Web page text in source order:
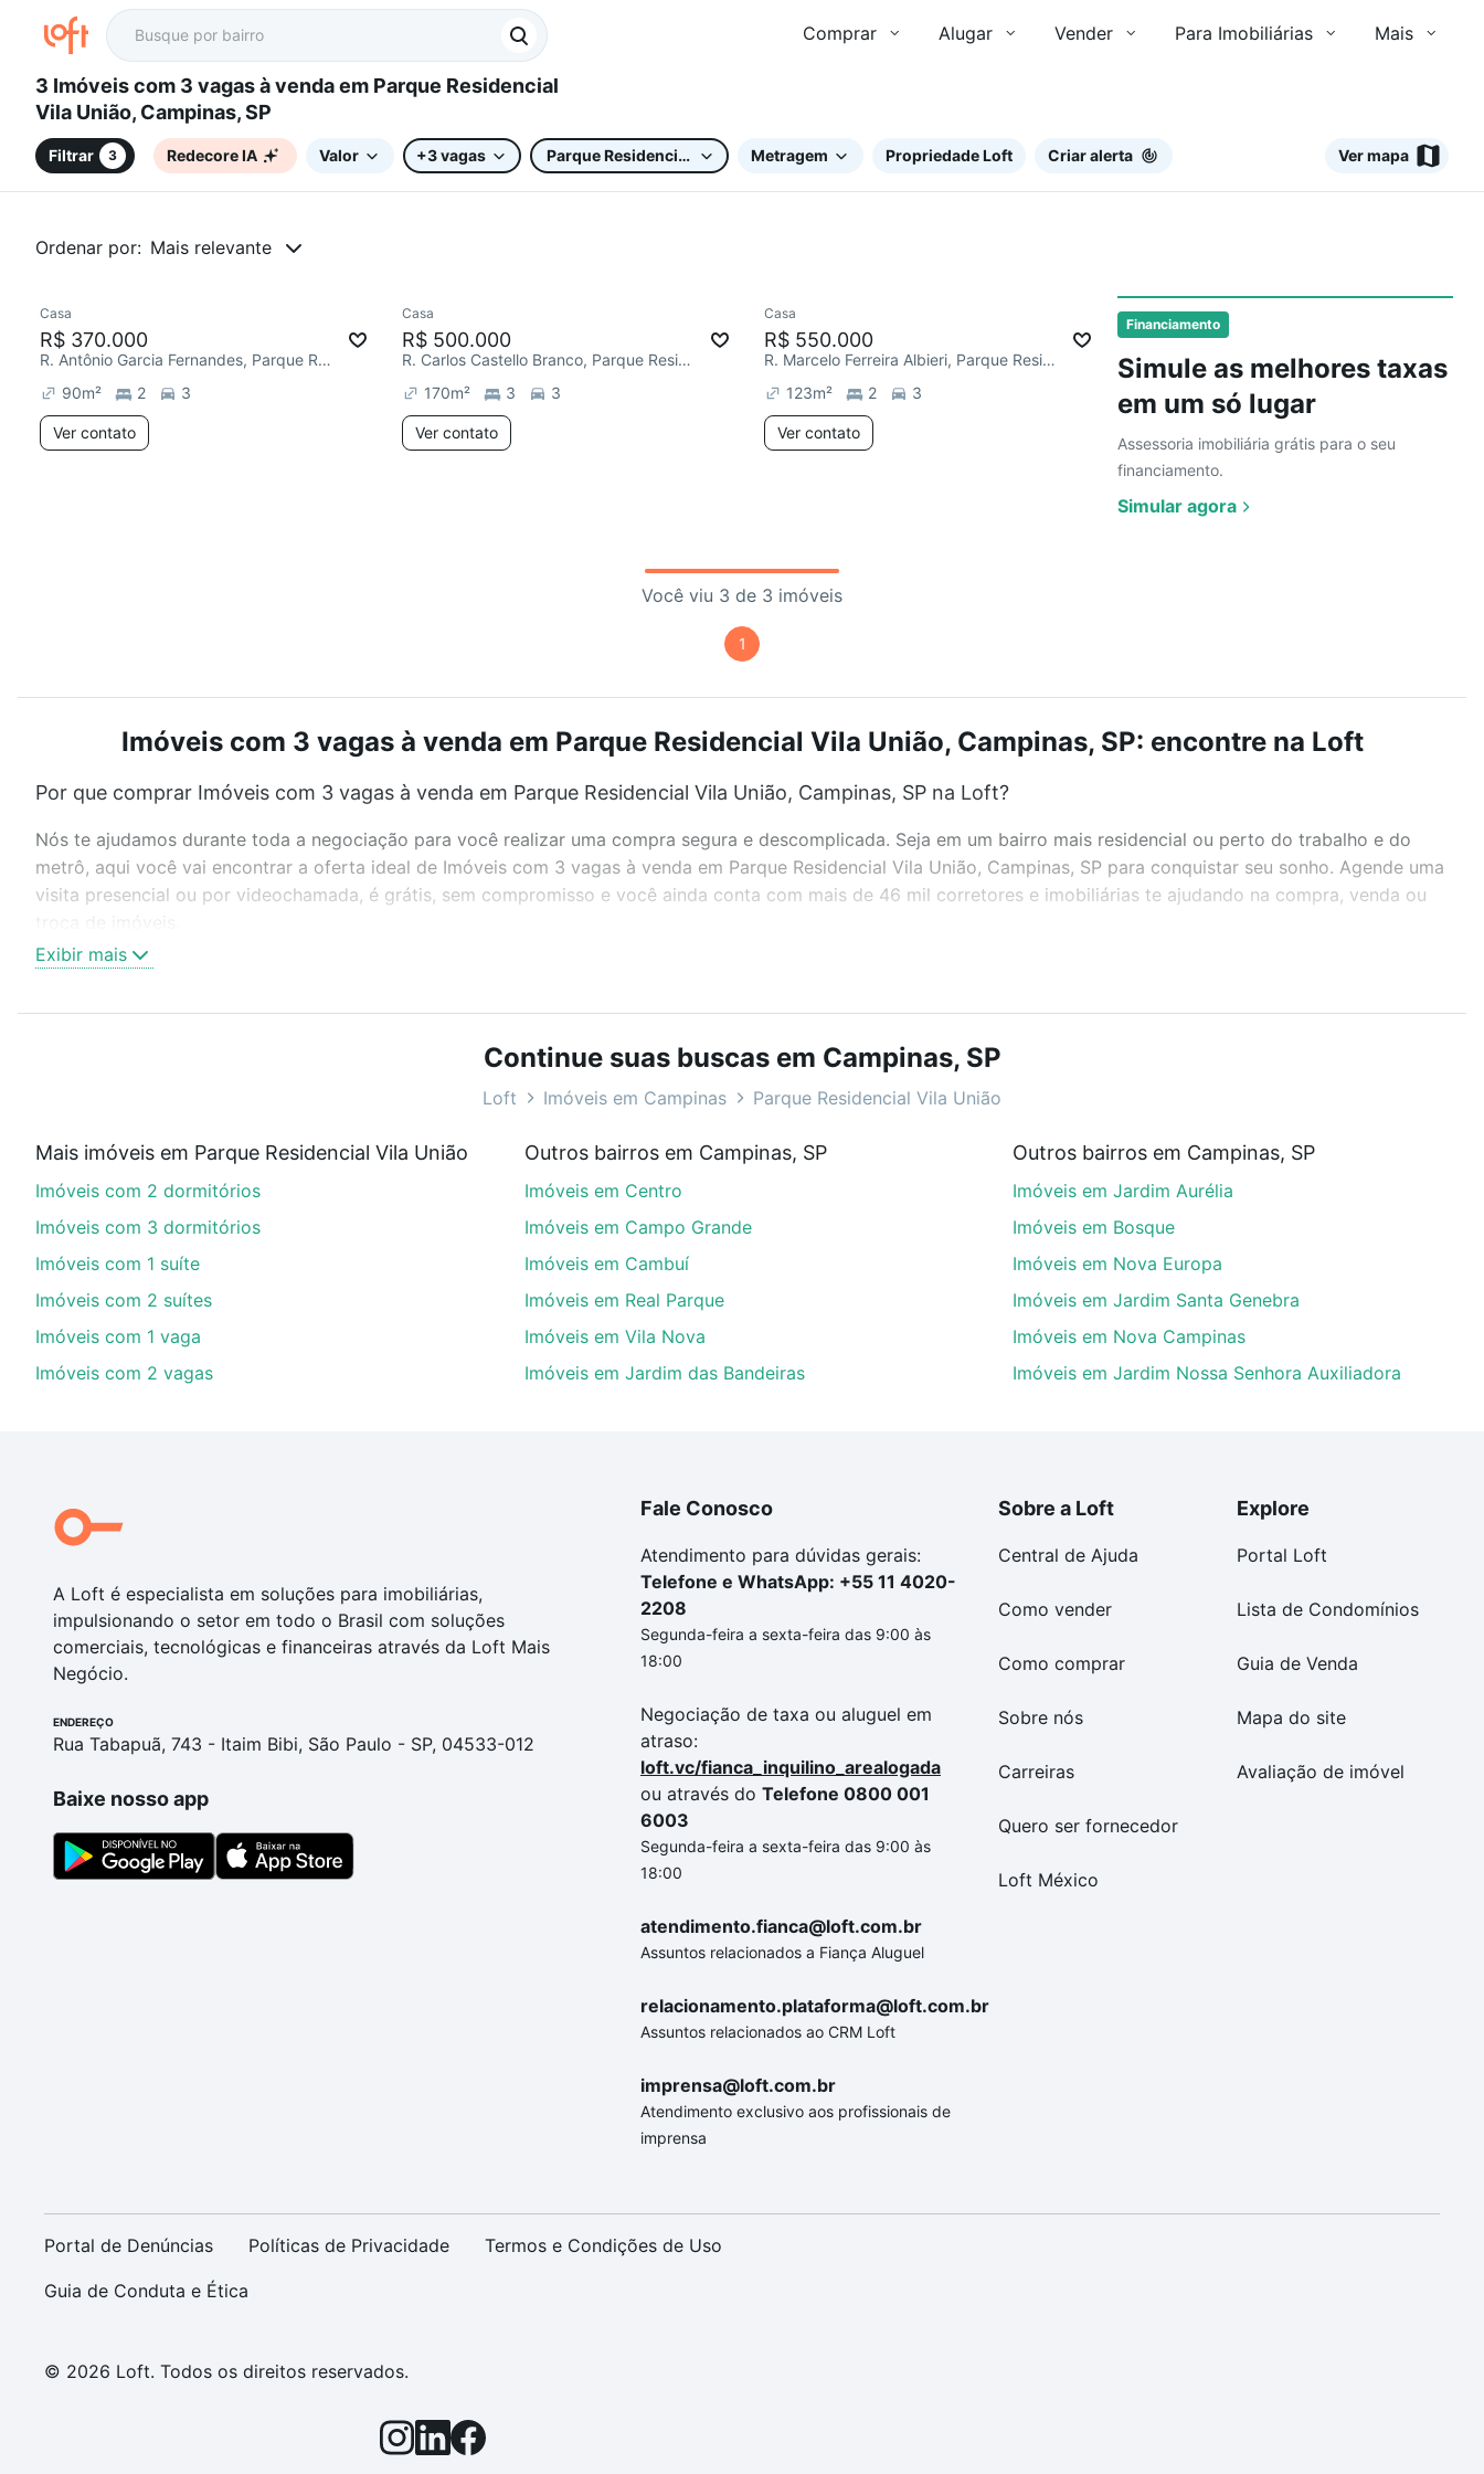
Comprar Alugar Vender Para Imobiliárias Mais
3 Imóveis com 3 vagas à venda em Parque Residencial
Vila União, Campinas, SP
Filtrar 3 Redecore IA Valor +3 vagas Parque Residencial Vila UniãoMetragem Propriedade Loft Criar alerta Ver mapa
Ordenar por: Mais relevante
Financiamento
Simule as melhores taxas
em um só lugar
Assessoria imobiliária grátis para o seu
financiamento.
Simular agora
Chegou este mês
Ver
Casa
R$ 370.000
R. Antônio Garcia Fernandes, Parque Residencial Vila União
90m² 2 3
Ver contato
Casa
R$ 500.000
R. Carlos Castello Branco, Parque Residencial Vila União
170m² 3 3
Ver contato
Casa
R$ 550.000
R. Marcelo Ferreira Albieri, Parque Residencial Vila União
123m² 2 3
Ver contato
Você viu 3 de 3 imóveis
1
Imóveis com 3 vagas à venda em Parque Residencial Vila União, Campinas, SP: encontre na Loft
Por que comprar Imóveis com 3 vagas à venda em Parque Residencial Vila União, Campinas, SP na Loft?
Nós te ajudamos durante toda a negociação para você realizar uma compra segura e descomplicada. Seja em um bairro mais residencial ou perto do trabalho e do
metrô, aqui você vai encontrar a oferta ideal de Imóveis com 3 vagas à venda em Parque Residencial Vila União, Campinas, SP para conquistar seu sonho. Agende uma
visita presencial ou por videochamada, é grátis, sem compromisso e você ainda conta com mais de 46 mil corretores e imobiliárias te ajudando na compra, venda ou
Como escolher um imóvel?
Use barra de busca no topo para pesquisar por ruas, bairros e até condomínios favoritos. Você também pode usar os filtros como quantidade de quartos, suítes, com
ou sem vaga de garagem para combinar perfeitamente com o preço, metragem e comodidades, como piscina, academia, salão de festas ou área verde e encontrar
Imóveis com 3 vagas à venda em Parque Residencial Vila União, Campinas, SP ideal para você na Loft.
Aqui na Loft temos a oferta ideal para você, com Imóveis com 3 vagas à venda em Parque Residencial Vila União, Campinas, SP que custam a partir de R$ 0 e com
nossas opções de financiamento imobiliário as parcelas podem se adequar ao seu orçamento. Se ainda tem alguma dúvida dos custos envolvidos no processo de
compra, veja em nosso portal
quanto custa comprar um apartamento e conte com a gente para comprar o imóvel dos seus sonhos com segurança e conforto. Loft,
Exibir mais
Continue suas buscas em Campinas, SP
Loft Imóveis em Campinas Parque Residencial Vila União
Mais imóveis em Parque Residencial Vila União
Imóveis com 2 dormitórios
Imóveis com 3 dormitórios
Imóveis com 1 suíte
Imóveis com 2 suítes
Imóveis com 1 vaga
Imóveis com 2 vagas
Outros bairros em Campinas, SP
Imóveis em Centro
Imóveis em Campo Grande
Imóveis em Cambuí
Imóveis em Real Parque
Imóveis em Vila Nova
Imóveis em Jardim das Bandeiras
Outros bairros em Campinas, SP
Imóveis em Jardim Aurélia
Imóveis em Bosque
Imóveis em Nova Europa
Imóveis em Jardim Santa Genebra
Imóveis em Nova Campinas
Imóveis em Jardim Nossa Senhora Auxiliadora
A Loft é especialista em soluções para imobiliárias,
impulsionando o setor em todo o Brasil com soluções
comerciais, tecnológicas e financeiras através da Loft Mais
Negócio.
ENDEREÇO
Rua Tabapuã, 743 - Itaim Bibi, São Paulo - SP, 04533-012
Baixe nosso app
Fale Conosco
Atendimento para dúvidas gerais:
Telefone e WhatsApp: +55 11 4020-
2208
Segunda-feira a sexta-feira das 9:00 às
18:00
Negociação de taxa ou aluguel em
atraso:
loft.vc/fianca_inquilino_arealogada
ou através do Telefone 0800 001
6003
Segunda-feira a sexta-feira das 9:00 às
18:00
atendimento.fianca@loft.com.br
Assuntos relacionados a Fiança Aluguel
relacionamento.plataforma@loft.com.br
Assuntos relacionados ao CRM Loft
imprensa@loft.com.br
Atendimento exclusivo aos profissionais de
imprensa
Sobre a Loft
Central de Ajuda
Como vender
Como comprar
Sobre nós
Carreiras
Quero ser fornecedor
Loft México
Explore
Portal Loft
Lista de Condomínios
Guia de Venda
Mapa do site
Avaliação de imóvel
Portal de Denúncias Políticas de Privacidade Termos e Condições de Uso
Guia de Conduta e Ética
© 2026 Loft. Todos os direitos reservados.